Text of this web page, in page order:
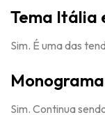
Tema Itália
Sim. É uma das
Sim. Continua